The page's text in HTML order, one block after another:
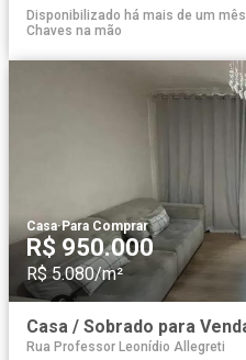
Disponibilizado há mais de um mês
Chaves na mão
Casa·Para Comprar
R$ 950.000
R$ 5.080/m²
Rua Professor Leonídio Allegreti